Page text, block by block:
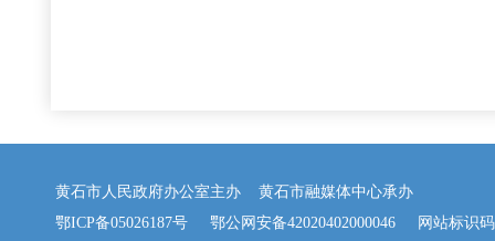
黄石市人民政府办公室主办 黄石市融媒体中心承办
鄂ICP备05026187号
鄂公网安备42020402000046 网站标识码